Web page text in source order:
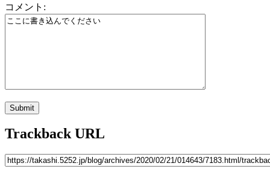
コメント:
Trackback URL